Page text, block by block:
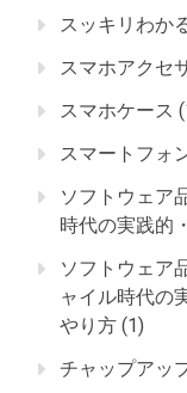
スッキリわか
スマホアクセ
スマホケース
スマートフォ
ソフトウェア
時代の実践的
ソフトウェア
ャイル時代の
やり方 (1)
チャップアッ